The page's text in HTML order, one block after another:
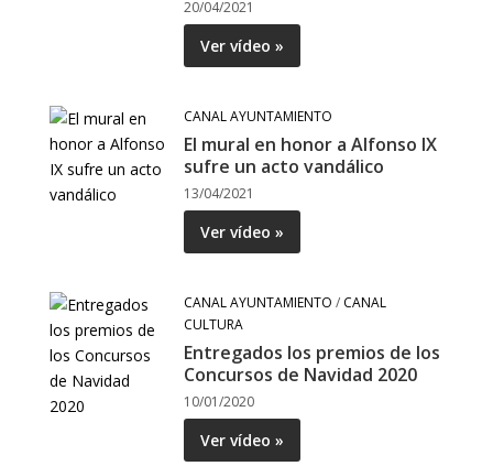
20/04/2021
Ver vídeo »
CANAL AYUNTAMIENTO
El mural en honor a Alfonso IX
sufre un acto vandálico
13/04/2021
Ver vídeo »
CANAL AYUNTAMIENTO / CANAL
CULTURA
Entregados los premios de los
Concursos de Navidad 2020
10/01/2020
Ver vídeo »